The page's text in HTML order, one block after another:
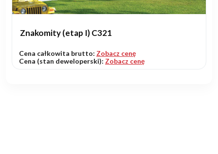
Znakomity (etap I) C321
Cena całkowita brutto: Zobacz cenę
Cena (stan deweloperski): Zobacz cenę